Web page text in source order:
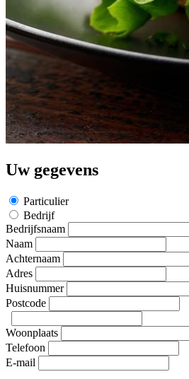
Uw gegevens
Particulier
Bedrijf
Bedrijfsnaam
Naam
Achternaam
Adres
Huisnummer
Postcode
Woonplaats
Telefoon
E-mail